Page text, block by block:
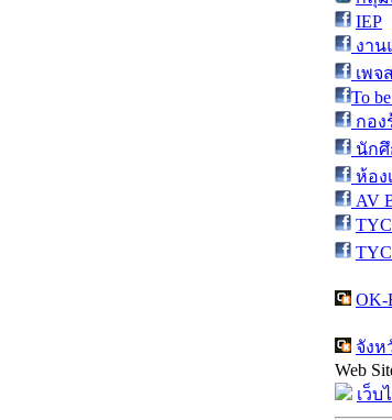
IEP
งาน
เพจ
To
กอง
นักศึ
ห้อง
AV
จังห
Web
เว็บ